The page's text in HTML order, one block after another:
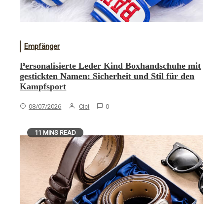
Empfänger
Personalisierte Leder Kind Boxhandschuhe mit
gestickten Namen: Sicherheit und Stil für den
Kampfsport
08/07/2026 Cici 0
11 MINS READ